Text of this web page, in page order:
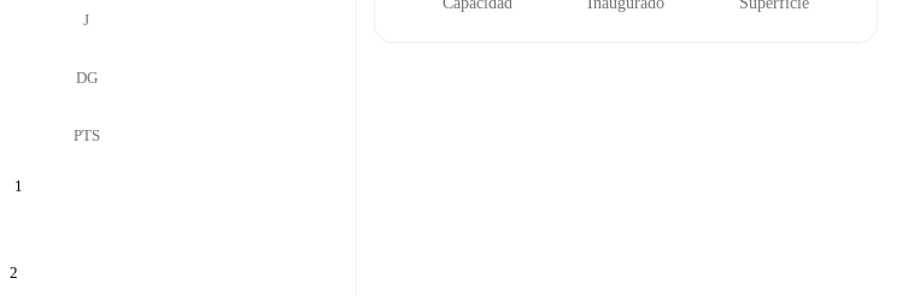
J
DG
PTS
1
2